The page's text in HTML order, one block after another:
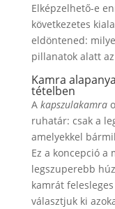
Elképzelhető-e
következetes
eldöntened:
pillanatok alatt
Kamra
tételben
A kapszulakamra
ruhatár: csak a
amelyekkel
Ez a koncepció a
legszuperebb
kamrát
választjuk ki